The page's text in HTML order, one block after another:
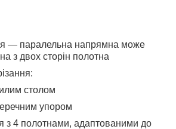
— паралельна напрямна може
з двох сторін полотна
столом
упором
з 4 полотнами, адаптованими до